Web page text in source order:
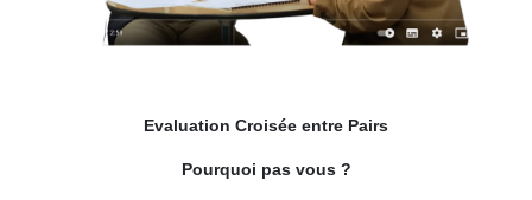
Evaluation Croisée entre Pairs
Pourquoi pas vous ?